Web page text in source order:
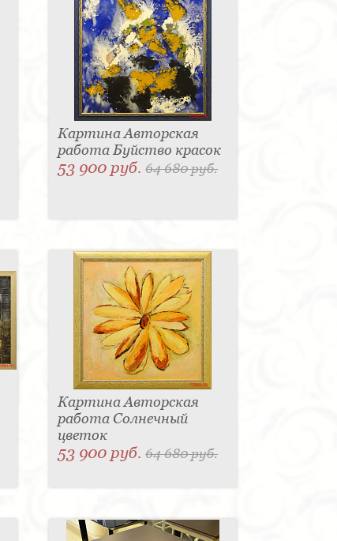
Картина Авторская
работа Буйство красок
53 900 руб.64 680 руб.
Картина Авторская
работа Солнечный
цветок
53 900 руб.64 680 руб.